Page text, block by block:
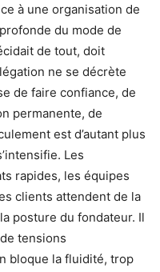
à une organisation de
du mode de
de tout, doit
ne se décrète
de faire confiance, de
permanente, de
est d’autant plus
Les
rapides, les équipes
clients attendent de la
posture du fondateur. Il
tensions
bloque la fluidité, trop